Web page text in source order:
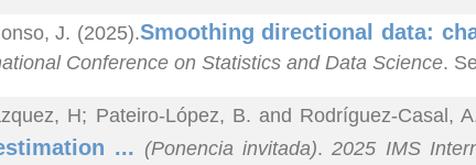
J. (2025).Smoothing directional data:
Conference on Statistics and Data Science.
H; Pateiro-López, B. and Rodríguez-Casal,
... (Ponencia invitada).2025 IMS